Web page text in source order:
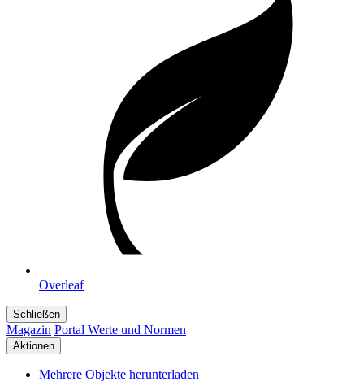
Overleaf
Schließen
Magazin Portal Werte und Normen
Aktionen
Mehrere Objekte herunterladen